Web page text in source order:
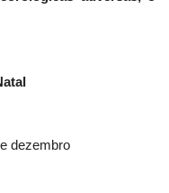
dezembro